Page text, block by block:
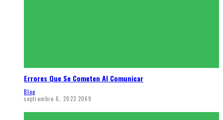
Errores Que Se Cometen Al Comunicar
Blog
septiembre 6, 2023 2069